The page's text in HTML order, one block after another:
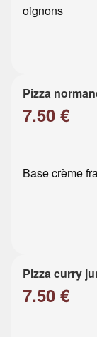
oignons
Pizza
7.50 €
Base crème
Pizza curry
7.50 €